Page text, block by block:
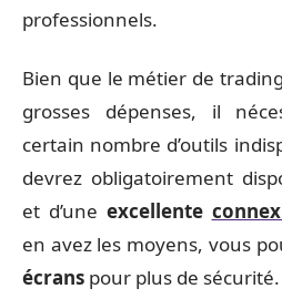
professionnels.
Bien que le métier de
grosses dépenses, il
certain nombre d’outils
devrez obligatoirement
et d’une excellente
en avez les moyens, vous
écrans pour plus de sécurité.